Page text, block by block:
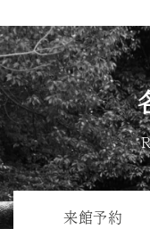
来館予約